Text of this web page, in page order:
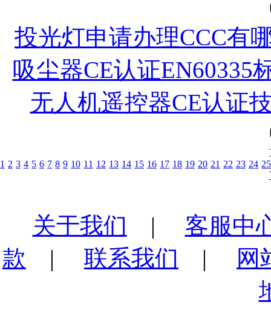
投光灯申请办理CCC有
吸尘器CE认证EN60335
无人机遥控器CE认证
1 2 3 4 5 6 7 8 9 10 11 12 13 14 15 16 17 18 19 20 21 22 23 24 25
关于我们 | 客服中
款 | 联系我们 |
网